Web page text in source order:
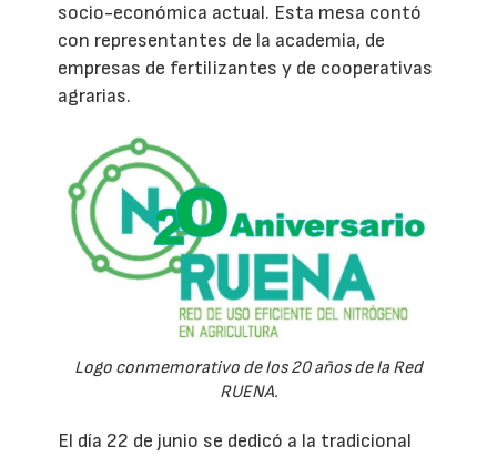
socio-económica actual. Esta mesa contó
con representantes de la academia, de
empresas de fertilizantes y de cooperativas
agrarias.
Logo conmemorativo de los 20 años de la Red
RUENA.
El día 22 de junio se dedicó a la tradicional